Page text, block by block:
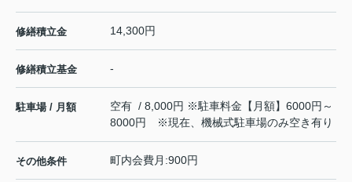
修繕積立金 14,300円
修繕積立基金 -
駐車場 / 月額
空有 / 8,000円 ※駐車料金【月額】6000円～
8000円 ※現在、機械式駐車場のみ空き有り
その他条件 町内会費月:900円